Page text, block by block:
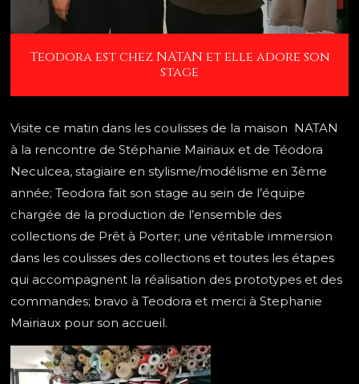
Teodora est chez NATAN et elle adore son
stage
Visite ce matin dans les coulisses de la maison NATAN
à la rencontre de Stéphanie Mairiaux et de Téodora
Neculcea, stagiaire en stylisme/modélisme en 3ème
année; Teodora fait son stage au sein de l’équipe
chargée de la production de l’ensemble des
collections de Prêt à Porter; une véritable immersion
dans les coulisses des collections et toutes les étapes
qui accompagnent la réalisation des prototypes et des
commandes; bravo à Teodora et merci à Stephanie
Mairiaux pour son accueil.